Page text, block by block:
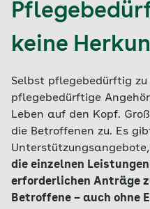
keine
Selbst pflegebedürftig
pflegebedürftige
Leben auf den Kopf.
die Betroffenen zu. Es
die einzelnen
erforderlichen Anträge
Betroffene – auch ohne